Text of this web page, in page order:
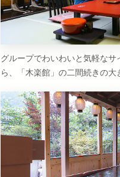
グループでわいわいと気軽な
ら、「木楽館」の二間続きの大